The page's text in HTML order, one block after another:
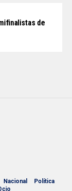
de
Nacional
Política